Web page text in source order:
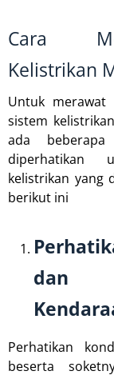
Cara
Kelistrikan
Untuk merawat
sistem
ada
diperhatikan
kelistrikan yang
berikut ini
dan
Perhatikan
beserta